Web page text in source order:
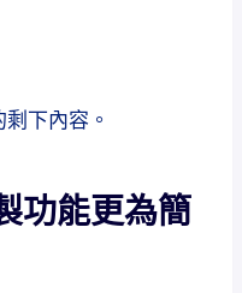
下內容。
功能更為簡